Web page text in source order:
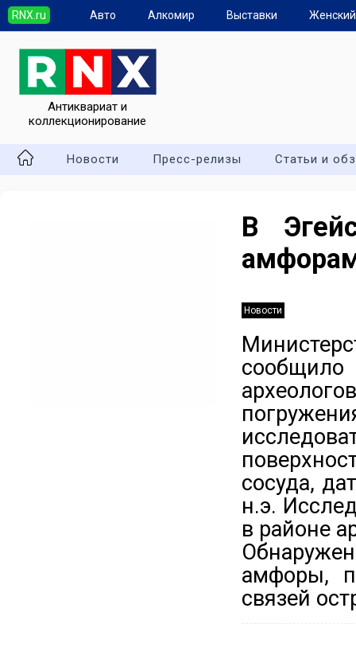
RNX.ru Авто Алкомир Выставки
Антиквариат и
коллекционирование
Новости Пресс-релизы Статьи и
В
Новости
сообщило
сосуда,
н.э.
в районе
амфоры,
связей